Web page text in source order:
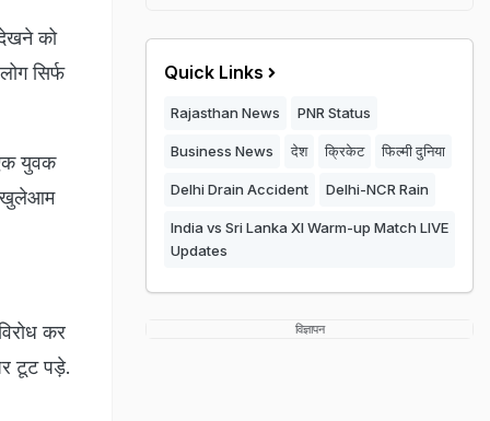
को
सिर्फ
युवक
खुलेआम
कर
टूट पड़े.
Quick Links
Rajasthan News PNR Status
Business News देश क्रिकेट फिल्मी दुनिया
Delhi Drain Accident Delhi-NCR Rain
India vs Sri Lanka XI Warm-up Match LIVE
Updates
विज्ञापन